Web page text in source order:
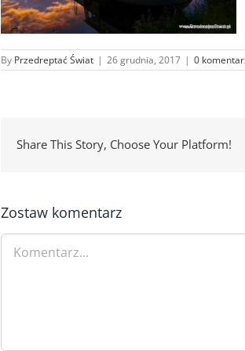
By Przedreptać Świat | 26 grudnia, 2017 | 0
Share This Story, Choose Your Platform!
Zostaw komentarz
Comment